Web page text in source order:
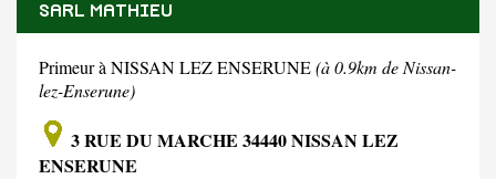
SARL MATHIEU
Primeur à NISSAN LEZ ENSERUNE(à 0.9km de Nissan-
lez-Enserune)
3 RUE DU MARCHE 34440 NISSAN LEZ
ENSERUNE